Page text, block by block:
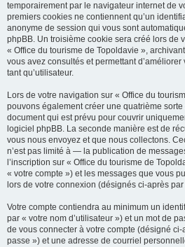
temporairement par le navigateur internet de
premiers cookies ne contiennent qu’un
anonyme de session qui vous sont
phpBB. Un troisième cookie sera créé lors de
« Office du tourisme de Topoldavie »,
vous avez consultés et permettant
tant qu’utilisateur.
Lors de votre navigation sur « Office du
pouvons également créer une quatrième
document qui est prévu pour couvrir
logiciel phpBB. La seconde manière est de
vous nous envoyez et que nous collectons.
n’est pas limité à — la publication de
l’inscription sur « Office du tourisme de
« votre compte ») et les messages que vous
lors de votre connexion (désignés ci-après
Votre compte contiendra au minimum un
par « votre nom d’utilisateur ») et un mot de
de vous connecter à votre compte (désigné ci-
passe ») et une adresse de courriel